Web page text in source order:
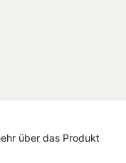
über das Produkt